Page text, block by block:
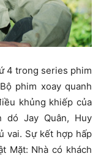
4 trong series phim
phim xoay quanh
khủng khiếp của
dó Jay Quân, Huy
vai. Sự kết hợp hấp
Mặt: Nhà có khách